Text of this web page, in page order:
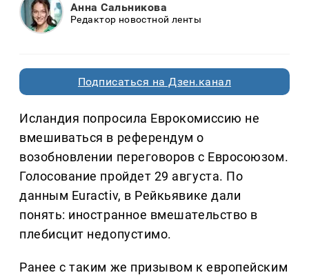
Анна Сальникова
Редактор новостной ленты
Подписаться на Дзен.канал
Исландия попросила Еврокомиссию не
вмешиваться в референдум о
возобновлении переговоров с Евросоюзом.
Голосование пройдет 29 августа. По
данным Euractiv, в Рейкьявике дали
понять: иностранное вмешательство в
плебисцит недопустимо.
Ранее с таким же призывом к европейским